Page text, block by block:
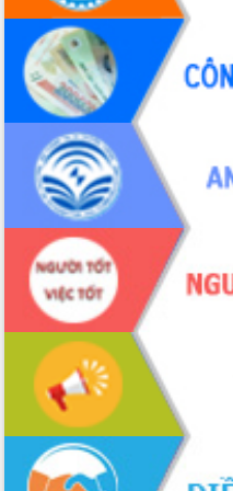
Định vị cà phê Việt Nam như một “di
sản sống” trong dòng chảy toàn cầu
Xây dựng nông thôn mới: Nâng cao đời
sống người dân từ những mô hình thiết
thực
Quyết liệt tháo gỡ vướng mắc, đẩy
nhanh tiến độ các dự án trọng điểm
trong Khu kinh tế Nam Phú Yên
Hòn Yến phát triển du lịch gắn với bảo
tồn biển
Lấy ý kiến điều chỉnh Quy hoạch tỉnh
Đắk Lắk thời kỳ 2021-2030, tầm nhìn
đến năm 2050
Phát động chiến dịch 30 ngày đêm
giải phóng mặt bằng Tuyến đường bộ
ven biển
Đắk Lắk nỗ lực thúc đẩy tăng trưởng
kinh tế từ 10% trở lên trong Quý
II/2026
Đắk Lắk ký kết thỏa thuận hợp tác về